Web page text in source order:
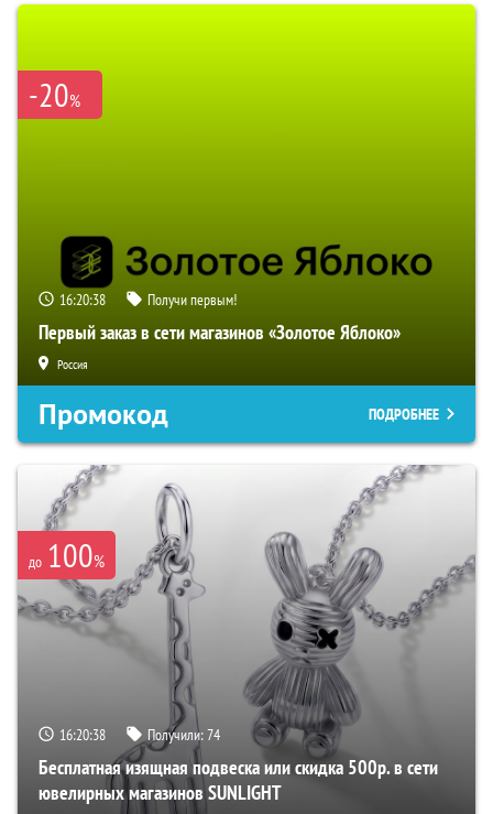
-20%
16:20:37 Получи первым!
Первый заказ в сети магазинов «Золотое Яблоко»
Россия
Промокод ПОДРОБНЕЕ
до 100%
16:20:37 Получили:74
Бесплатная изящная подвеска или скидка 500р. в сети
ювелирных магазинов SUNLIGHT